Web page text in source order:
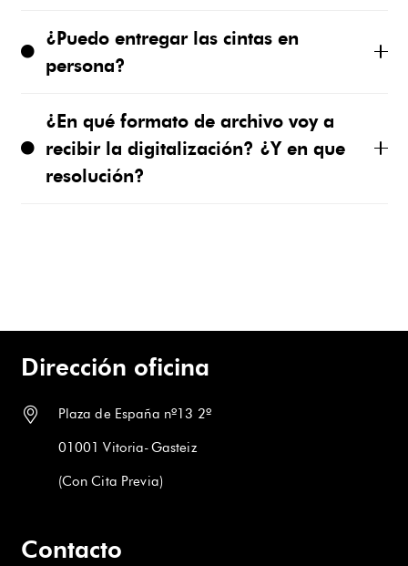
¿Puedo entregar las cintas en
persona?
¿En qué formato de archivo voy a
recibir la digitalización? ¿Y en que
resolución?
Dirección oficina
Plaza de España nº13 2º
01001 Vitoria-Gasteiz
(Con Cita Previa)
Contacto